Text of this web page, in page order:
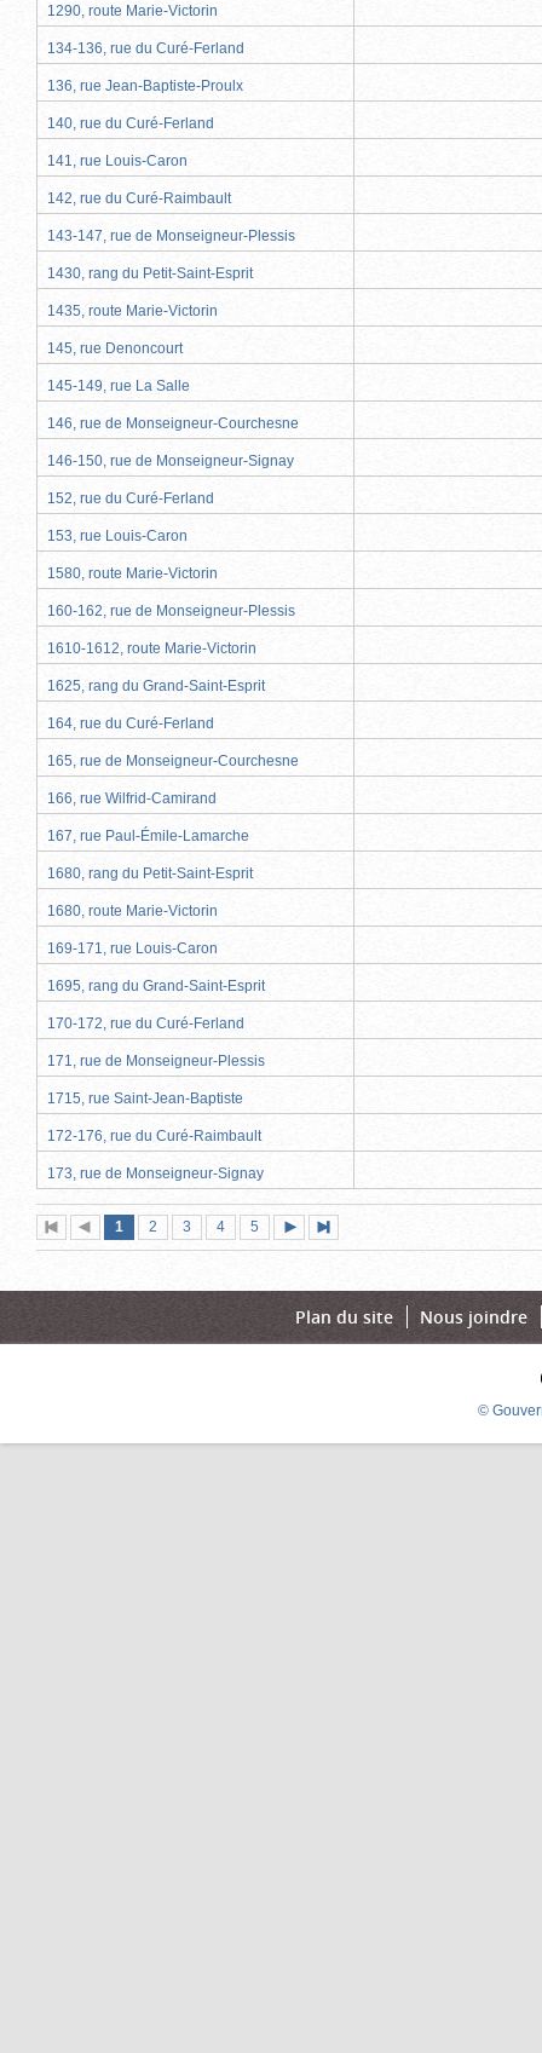
1290, route Marie-Victorin
134-136, rue du Curé-Ferland
136, rue Jean-Baptiste-Proulx
140, rue du Curé-Ferland
141, rue Louis-Caron
142, rue du Curé-Raimbault
143-147, rue de Monseigneur-Plessis
1430, rang du Petit-Saint-Esprit
1435, route Marie-Victorin
145, rue Denoncourt
145-149, rue La Salle
146, rue de Monseigneur-Courchesne
146-150, rue de Monseigneur-Signay
152, rue du Curé-Ferland
153, rue Louis-Caron
1580, route Marie-Victorin
160-162, rue de Monseigneur-Plessis
1610-1612, route Marie-Victorin
1625, rang du Grand-Saint-Esprit
164, rue du Curé-Ferland
165, rue de Monseigneur-Courchesne
166, rue Wilfrid-Camirand
167, rue Paul-Émile-Lamarche
1680, rang du Petit-Saint-Esprit
1680, route Marie-Victorin
169-171, rue Louis-Caron
1695, rang du Grand-Saint-Esprit
170-172, rue du Curé-Ferland
171, rue de Monseigneur-Plessis
1715, rue Saint-Jean-Baptiste
172-176, rue du Curé-Raimbault
173, rue de Monseigneur-Signay
Première
page
Page
précédente
Page
1 (page
actuelle)
Page
2 Page
3 Page
4 Page
5
suivante
page
Plan du site Nous joindre
©